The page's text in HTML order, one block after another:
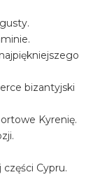
bizantyjski
Kyrenię.
Cypru.